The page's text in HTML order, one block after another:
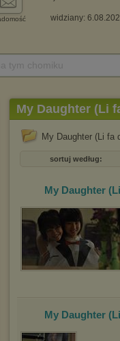
widziany:
My Daughter (Li
My Daughter (Li fa
sortuj według:
My Daughter
My Daughter